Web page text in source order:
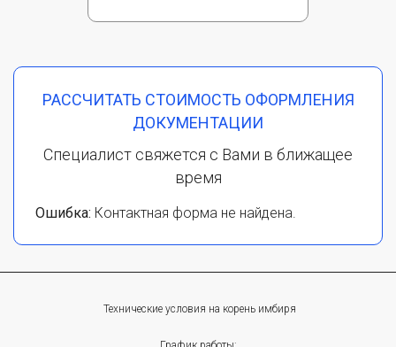
РАССЧИТАТЬ СТОИМОСТЬ ОФОРМЛЕНИЯ
ДОКУМЕНТАЦИИ
Специалист свяжется с Вами в ближащее
время
Ошибка: Контактная форма не найдена.
Технические условия на корень имбиря